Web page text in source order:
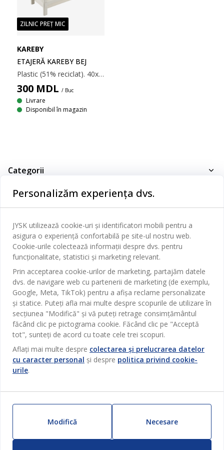
ZILNIC PREȚ MIC
KAREBY
ETAJERĂ KAREBY BEJ
Plastic (51% reciclat). 40x56x18 cm
300 MDL / Buc
Livrare
Disponibil în magazin
Categorii
Dormitor
Baie
Birou
Sufragerie
Depozitare
Perdele
Grădină
Pentru casă
Outlet
Contact Relații Clienți
Magazine și program
Broșură
Termeni si conditii vânzări online
Garantia prețului
Garanția Produselor
Politica de confidentialitate
Card cadou
Beneficii pentru clienți
Livrare
JYSK
Despre JYSK
JYSK.com
Presă
Locuri de muncă
Newsletter
Inspirație
JYSK BUSINESS TO BUSINESS
Sustenabilitate
SEDIU CENTRAL
TAROL-DD S.R.L. str. Jubiliara, 41A mun. Chișinău, Republica
Moldova
JYSK BUSINESS TO BUSINESS
Vânzări și relații clienți persoane juridice
Telefon: 060 531 531
E-mail: jysk@jysk.md
JYSK RELAȚII CLIENȚI
Contact Relații Clienți
Telefon: 022 022 030
E-mail: support@jysk.md
Urmărește Jysk
Personalizăm experiența dvs.
JYSK utilizează cookie-uri și identificatori mobili pentru a
asigura o experiență confortabilă pe site-ul nostru web.
Cookie-urile colectează informații despre dvs. pentru
funcționalitate, statistici și marketing relevant.
Prin acceptarea cookie-urilor de marketing, partajăm datele
dvs. de navigare web cu partenerii de marketing (de exemplu,
Google, Meta, TikTok) pentru a afișa reclame personalizate
și statice. Puteți afla mai multe despre scopurile de utilizare în
secțiunea "Modifică" și vă puteți retrage consimțământul
făcând clic pe pictograma cookie. Făcând clic pe "Acceptă
tot", sunteți de acord cu toate cele trei scopuri.
Aflați mai multe despre colectarea și prelucrarea datelor
cu caracter personal și despre politica privind cookie-
urile.
Modifică Necesare